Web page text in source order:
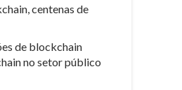
centenas de
de blockchain
no setor público